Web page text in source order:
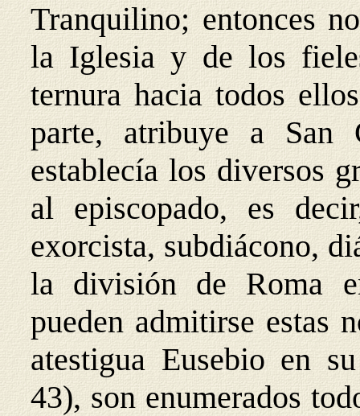
Tranquilino; entonces
la Iglesia y de los
ternura hacia todos
parte, atribuye a
establecía los diversos
al episcopado, es
exorcista, subdiácono,
la división de Roma
pueden admitirse estas
atestigua Eusebio en
43), son enumerados